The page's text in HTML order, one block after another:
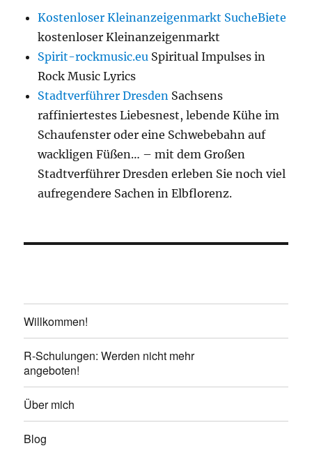
Kostenloser Kleinanzeigenmarkt SucheBiete
kostenloser Kleinanzeigenmarkt
Spirit-rockmusic.eu Spiritual Impulses in
Rock Music Lyrics
Stadtverführer Dresden Sachsens
raffiniertestes Liebesnest, lebende Kühe im
Schaufenster oder eine Schwebebahn auf
wackligen Füßen… – mit dem Großen
Stadtverführer Dresden erleben Sie noch viel
aufregendere Sachen in Elbflorenz.
Willkommen!
R-Schulungen: Werden nicht mehr
angeboten!
Über mich
Blog